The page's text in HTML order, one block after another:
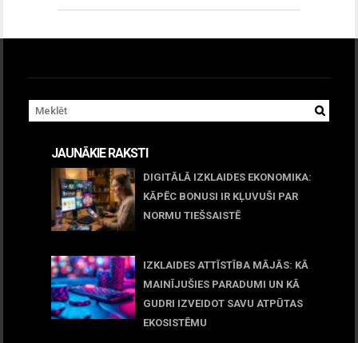
JAUNĀKIE RAKSTI
DIGITĀLĀ IZKLAIDES EKONOMIKA:
KĀPĒC BONUSI IR KĻUVUŠI PAR
NORMU TIEŠSAISTĒ
IZKLAIDES ATTĪSTĪBA MĀJĀS: KĀ
MAINĪJUŠIES PARADUMI UN KĀ
GUDRI IZVEIDOT SAVU ATPŪTAS
EKOSISTĒMU